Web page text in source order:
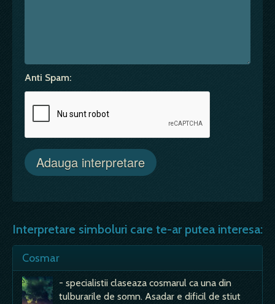
Anti Spam:
Interpretare simboluri care te-ar putea interesa:
Cosmar
- specialistii claseaza cosmarul ca una din
tulburarile de somn. Asadar e dificil de stiut